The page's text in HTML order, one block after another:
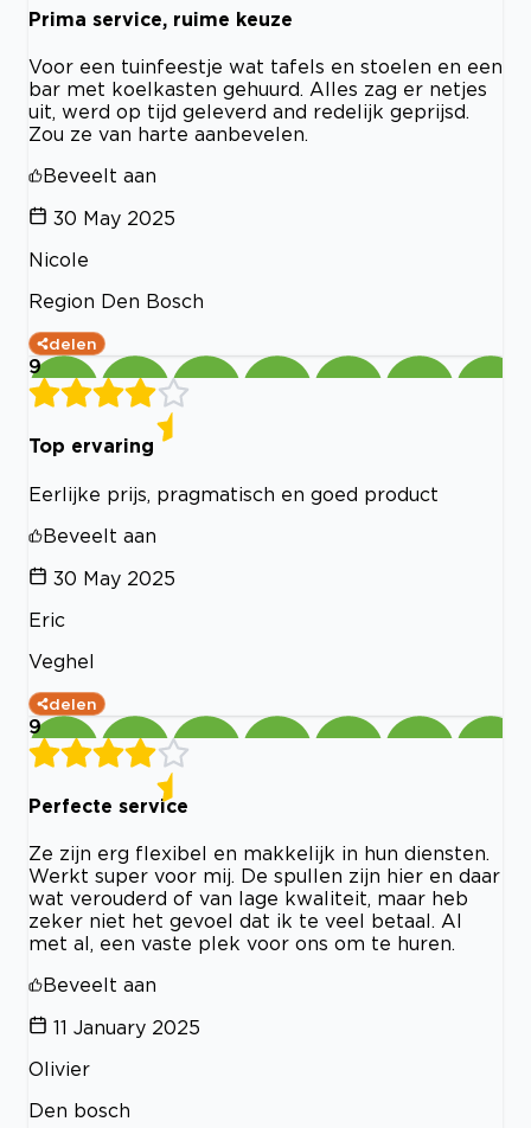
Prima service, ruime keuze
Voor een tuinfeestje wat tafels en stoelen en een
bar met koelkasten gehuurd. Alles zag er netjes
uit, werd op tijd geleverd and redelijk geprijsd.
Zou ze van harte aanbevelen.
Beveelt aan
30 May 2025
Nicole
Region Den Bosch
delen
9
Top ervaring
Eerlijke prijs, pragmatisch en goed product
Beveelt aan
30 May 2025
Eric
Veghel
delen
9
Perfecte service
Ze zijn erg flexibel en makkelijk in hun diensten.
Werkt super voor mij. De spullen zijn hier en daar
wat verouderd of van lage kwaliteit, maar heb
zeker niet het gevoel dat ik te veel betaal. Al
met al, een vaste plek voor ons om te huren.
Beveelt aan
11 January 2025
Olivier
Den bosch